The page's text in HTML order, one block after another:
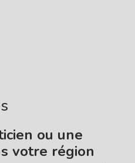
ou une
votre région